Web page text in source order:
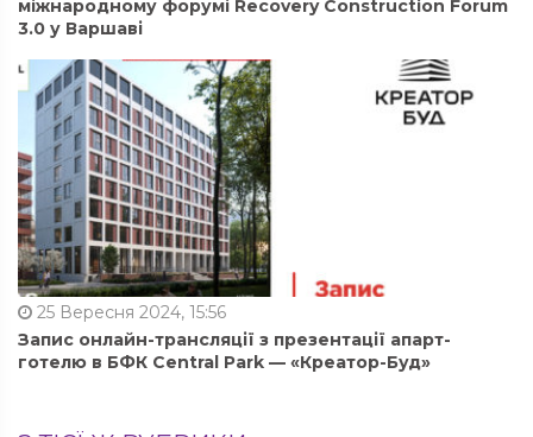
міжнародному форумі Recovery Construction Forum
3.0 у Варшаві
25 Вересня 2024, 15:56
Запис онлайн-трансляції з презентації апарт-
готелю в БФК Central Park — «Креатор-Буд»